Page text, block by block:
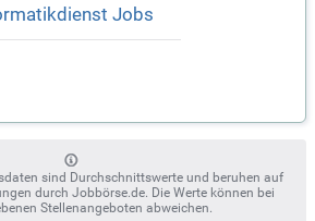
Jobs
sind Durchschnittswerte und beruhen auf
durch Jobbörse.de. Die Werte können bei
Stellenangeboten abweichen.